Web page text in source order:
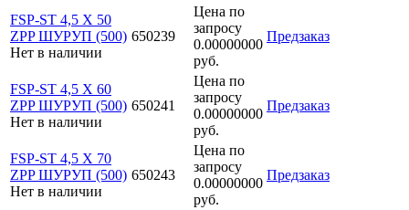
FSP-ST 4,5 X 50
ZPP ШУРУП (500)
Нет в наличии
650239
Цена по
запросу
0.00000000
руб.
Предзаказ
FSP-ST 4,5 X 60
ZPP ШУРУП (500)
Нет в наличии
650241
Цена по
запросу
0.00000000
руб.
Предзаказ
FSP-ST 4,5 X 70
ZPP ШУРУП (500)
Нет в наличии
650243
Цена по
запросу
0.00000000
руб.
Предзаказ